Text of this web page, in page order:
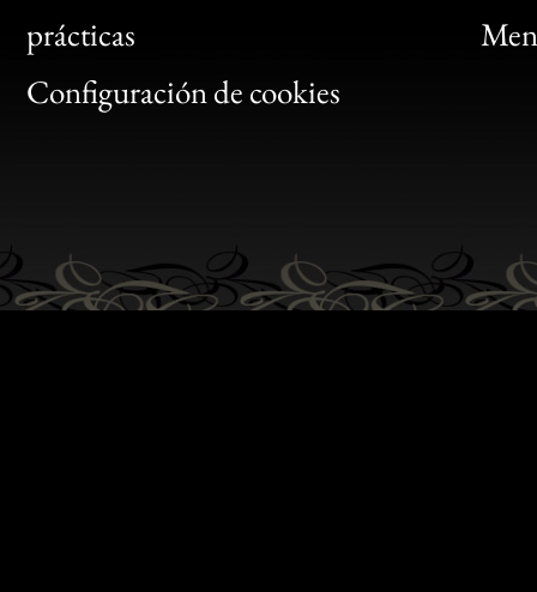
prácticas
Configuración de cookies
Bon